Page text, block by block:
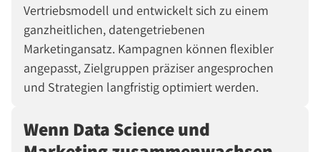
Vertriebsmodell und entwickelt sich zu einem
ganzheitlichen, datengetriebenen
Marketingansatz. Kampagnen können flexibler
angepasst, Zielgruppen präziser angesprochen
und Strategien langfristig optimiert werden.
Wenn Data Science und